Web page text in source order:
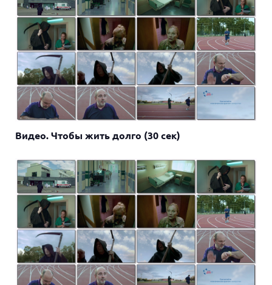
Видео. Чтобы жить долго (30 сек)